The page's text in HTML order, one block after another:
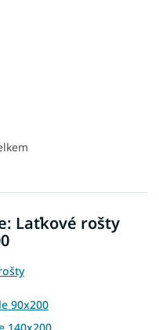
Laťkové rošty
90x200